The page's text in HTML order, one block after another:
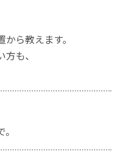
ら教えます。
も、